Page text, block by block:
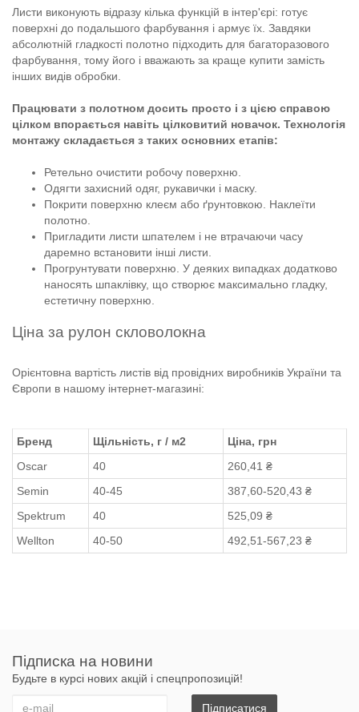
Листи виконують відразу кілька функцій в інтер'єрі: готує
поверхні до подальшого фарбування і армує їх. Завдяки
абсолютній гладкості полотно підходить для багаторазового
фарбування, тому його і вважають за краще купити замість
інших видів обробки.
Працювати з полотном досить просто і з цією справою
цілком впорається навіть цілковитий новачок. Технологія
монтажу складається з таких основних етапів:
Ретельно очистити робочу поверхню.
Одягти захисний одяг, рукавички і маску.
Покрити поверхню клеєм або ґрунтовкою. Наклеїти
полотно.
Пригладити листи шпателем і не втрачаючи часу
даремно встановити інші листи.
Прогрунтувати поверхню. У деяких випадках додатково
наносять шпаклівку, що створює максимально гладку,
естетичну поверхню.
Ціна за рулон скловолокна
Орієнтовна вартість листів від провідних виробників України та
Європи в нашому інтернет-магазині:
Бренд Щільність, г / м2
Ціна, грн
Oscar
40
260,41 ₴
Semin
40-45
387,60-520,43 ₴
Spektrum
40
525,09 ₴
Wellton
40-50 492,51-567,23 ₴
Підписка на новини
Будьте в курсі нових акцій і спецпропозицій!
Підписатися